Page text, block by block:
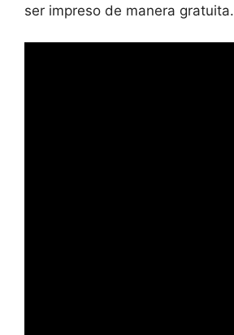
ser impreso de manera gratuita.